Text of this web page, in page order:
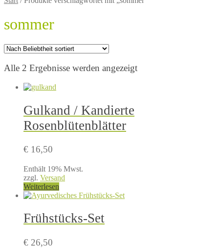
sommer
Alle 2 Ergebnisse werden angezeigtNach
Gulkand / Kandierte
Rosenblütenblätter
€ 16,50
Enthält 19% Mwst.
zzgl. Versand
Weiterlesen
Frühstücks-Set
€ 26,50